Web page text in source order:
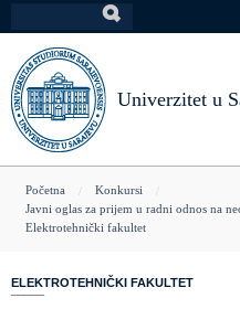
na
glavni
sadržaj
Univerzitet u
You
are
Početna
Konkursi
Javni oglas za prijem u radni odnos na
Elektrotehnički fakultet
ELEKTROTEHNIČKI FAKULTET